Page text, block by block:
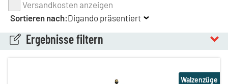
Ergebnisse filtern
Versandkosten anzeigen
Sortieren nach:Digando präsentiert
Walzenzüge